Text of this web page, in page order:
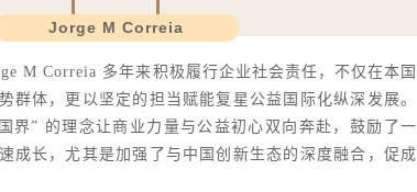
Jorge M Correia
M Correia 多年来积极履行企业社会责任，不仅在本国
群体，更以坚定的担当赋能复星公益国际化纵深发展。
界” 的理念让商业力量与公益初心双向奔赴，鼓励了一
成长，尤其是加强了与中国创新生态的深度融合，促成